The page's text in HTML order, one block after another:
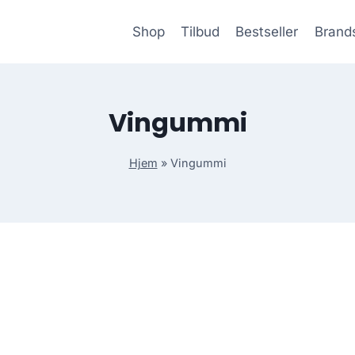
Shop Tilbud Bestseller
Vingummi
Hjem » Vingummi